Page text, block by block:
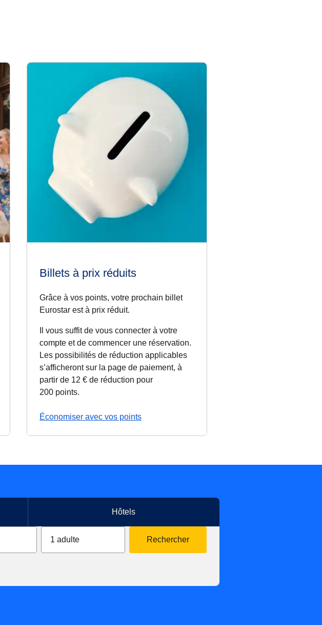
Billets à prix réduits
Grâce à vos points, votre prochain billet
Eurostar est à prix réduit.
Il vous suffit de vous connecter à votre
compte et de commencer une réservation.
Les possibilités de réduction applicables
s’afficheront sur la page de paiement, à
partir de 12 € de réduction pour
200 points.
Économiser avec vos points
Hôtels
1 adulte Rechercher